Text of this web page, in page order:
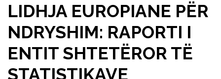
LIDHJA EUROPIANE PËR
NDRYSHIM: RAPORTI I
ENTIT SHTETËROR TË
STATISTIKAVE